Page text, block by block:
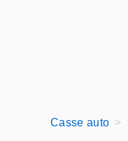
Casse auto